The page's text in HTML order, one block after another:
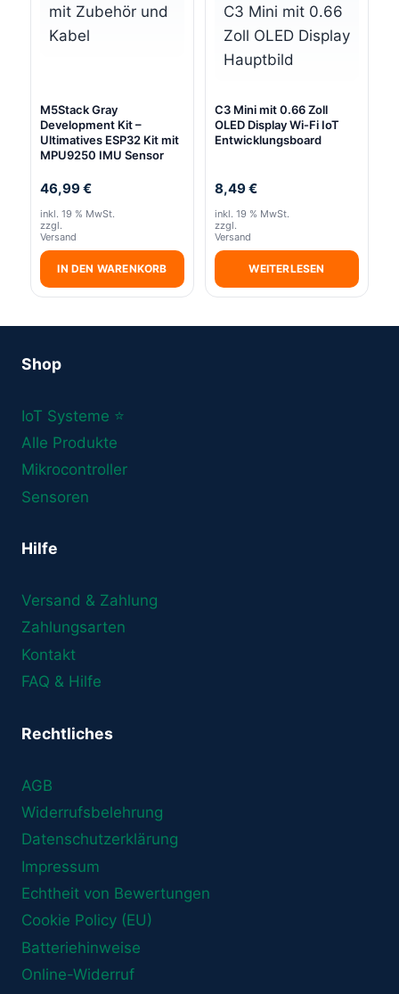
M5Stack Gray
Development Kit –
Ultimatives ESP32 Kit mit
MPU9250 IMU Sensor
46,99€
inkl. 19 % MwSt.
zzgl.
Versand
IN DEN WARENKORB
C3 Mini mit 0.66 Zoll
OLED Display Wi-Fi IoT
Entwicklungsboard
8,49€
inkl. 19 % MwSt.
zzgl.
Versand
WEITERLESEN
Shop
IoT Systeme ⭐
Alle Produkte
Mikrocontroller
Sensoren
Hilfe
Versand & Zahlung
Zahlungsarten
Kontakt
FAQ & Hilfe
Rechtliches
AGB
Widerrufsbelehrung
Datenschutzerklärung
Impressum
Echtheit von Bewertungen
Cookie Policy (EU)
Batteriehinweise
Online-Widerruf